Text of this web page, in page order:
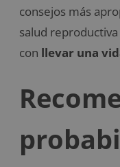
consejos más
salud
con llevar una